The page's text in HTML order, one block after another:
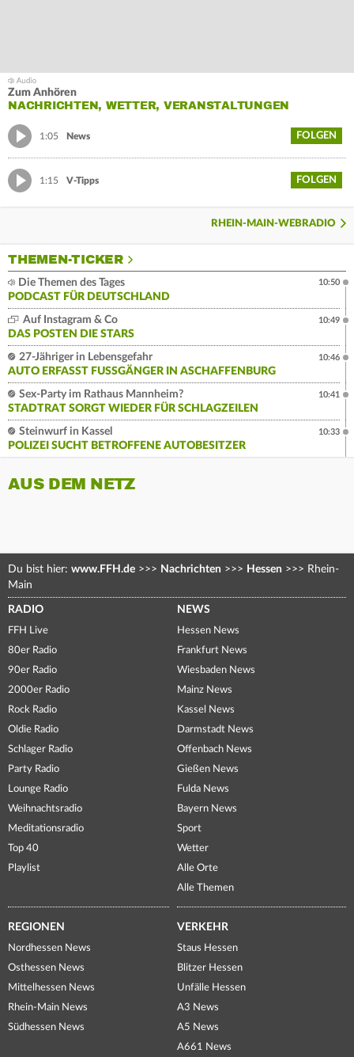
Zum Anhören
NACHRICHTEN, WETTER, VERANSTALTUNGEN
1:05 News FOLGEN
1:15 V-Tipps FOLGEN
RHEIN-MAIN-WEBRADIO
THEMEN-TICKER
Die Themen des Tages
PODCAST FÜR DEUTSCHLAND
10:50
Auf Instagram & Co
DAS POSTEN DIE STARS
10:49
27-Jähriger in Lebensgefahr
AUTO ERFASST FUSSGÄNGER IN ASCHAFFENBURG
10:46
Sex-Party im Rathaus Mannheim?
STADTRAT SORGT WIEDER FÜR SCHLAGZEILEN
10:41
Steinwurf in Kassel
POLIZEI SUCHT BETROFFENE AUTOBESITZER
10:33
AUS DEM NETZ
Du bist hier: www.FFH.de >>> Nachrichten >>> Hessen >>> Rhein-
Main
RADIO
FFH Live
80er Radio
90er Radio
2000er Radio
Rock Radio
Oldie Radio
Schlager Radio
Party Radio
Lounge Radio
Weihnachtsradio
Meditationsradio
Top 40
Playlist
NEWS
Hessen News
Frankfurt News
Wiesbaden News
Mainz News
Kassel News
Darmstadt News
Offenbach News
Gießen News
Fulda News
Bayern News
Sport
Wetter
Alle Orte
Alle Themen
REGIONEN
Nordhessen News
Osthessen News
Mittelhessen News
Rhein-Main News
Südhessen News
VERKEHR
Staus Hessen
Blitzer Hessen
Unfälle Hessen
A3 News
A5 News
A661 News